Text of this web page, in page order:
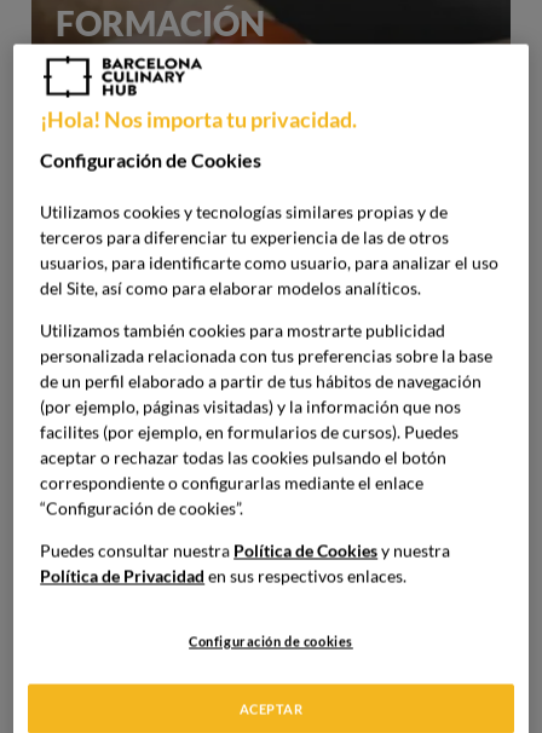
FORMACIÓN
PROFESIONAL
Haz despegar tu carrera gastronómica desde
la práctica.
GRADO UNIVERSITARIO
Cocina y management para entender y dirigir
el negocio gastronómico.
MÁSTERS
equipos y proyectos.
¡Hola! Nos importa tu privacidad.
Configuración de Cookies
Utilizamos cookies y tecnologías similares propias y de
terceros para diferenciar tu experiencia de las de otros
usuarios, para identificarte como usuario, para analizar el uso
del Site, así como para elaborar modelos analíticos.
Utilizamos también cookies para mostrarte publicidad
personalizada relacionada con tus preferencias sobre la base
de un perfil elaborado a partir de tus hábitos de navegación
(por ejemplo, páginas visitadas) y la información que nos
facilites (por ejemplo, en formularios de cursos). Puedes
aceptar o rechazar todas las cookies pulsando el botón
correspondiente o configurarlas mediante el enlace
“Configuración de cookies”.
Puedes consultar nuestra Política de Cookiesy nuestra
Política de Privacidad en sus respectivos enlaces.
Configuración de cookies
ACEPTAR